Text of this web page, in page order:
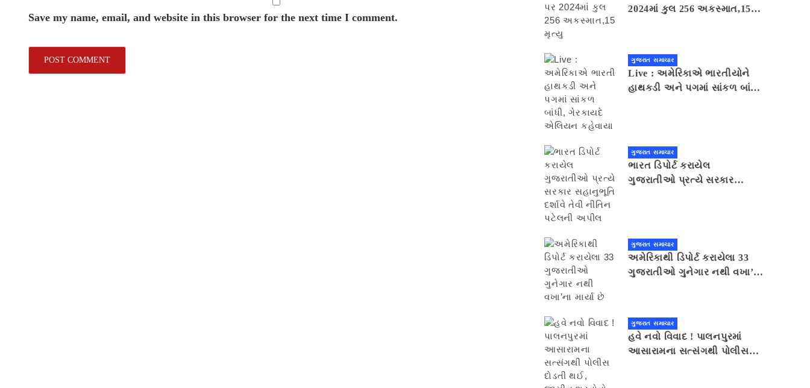
Save my name, email, and website in this browser for the next time I comment.
2024માં કુલ 256 અકસ્માત,15
ગુજરાત સમાચાર
Live : અમેરિકાએ ભારતીયોને
હાથકડી અને પગમાં સાંકળ બાંધી,
ગુજરાત સમાચાર
ભારત ડિપોર્ટ કરાયેલ
ગુજરાતીઓ પ્રત્યે સરકાર
ગુજરાત સમાચાર
અમેરિકાથી ડિપોર્ટ કરાયેલા 33
ગુજરાતીઓ ગુનેગાર નથી વખા’ના
ગુજરાત સમાચાર
હવે નવો વિવાદ ! પાલનપુરમાં
આસારામના સત્સંગથી પોલીસ